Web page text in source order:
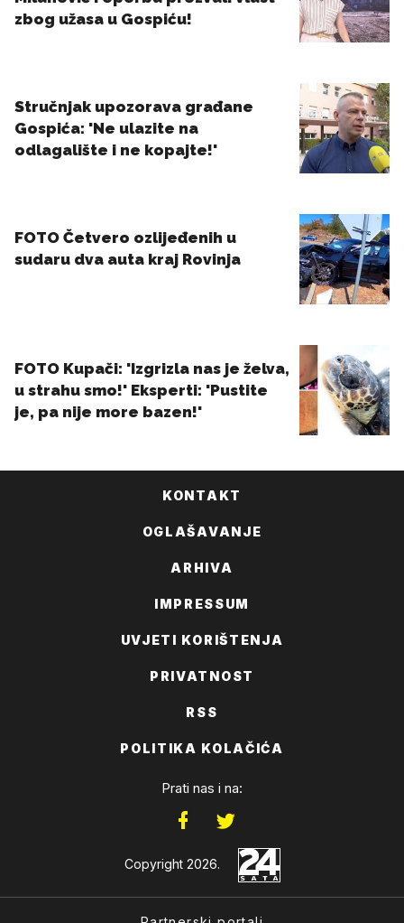
KONTAKT
OGLAŠAVANJE
ARHIVA
IMPRESSUM
UVJETI KORIŠTENJA
PRIVATNOST
RSS
POLITIKA KOLAČIĆA
Prati nas i na:
Copyright 2026.